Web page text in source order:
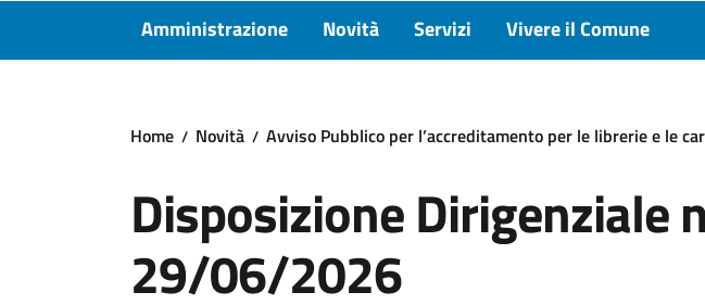
Amministrazione Novità Servizi Vivere il Comune
Home Novità Avviso Pubblico per l’accreditamento per le librerie e le
Disposizione Dirigenziale
29/06/2026